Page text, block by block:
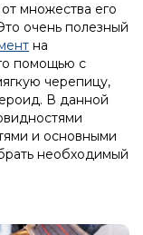
множества его
очень полезный
на
помощью с
черепицу,
В данной
и основными
необходимый